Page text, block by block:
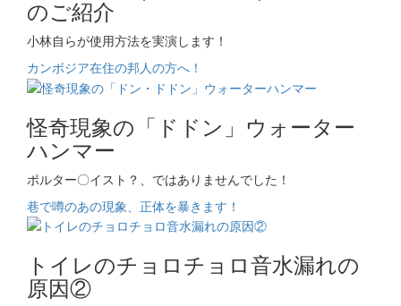
のご紹介
小林自らが使用方法を実演します！
カンボジア在住の邦人の方へ！
怪奇現象の「ドドン」ウォーター
ハンマー
ポルター〇イスト？、ではありませんでした！
巷で噂のあの現象、正体を暴きます！
トイレのチョロチョロ音水漏れの
原因②